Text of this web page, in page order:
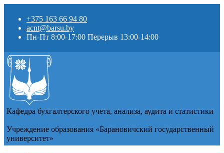
+375 163 66 94 80
acnt@barsu.by
Пн-Пт 8:00-17:00 Перерыв 13:00-14:00
Кафедра бухгалтерского учета, анализа, аудита и статистики
Учреждение образования «Барановичский государственный
университет»